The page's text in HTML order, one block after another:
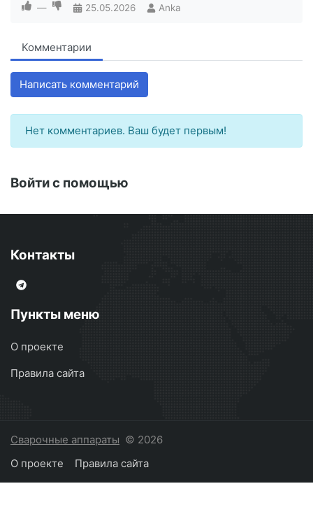
— 25.05.2026 Anka
Комментарии
Написать комментарий
Нет комментариев. Ваш будет первым!
Войти с помощью
Контакты
Пункты меню
О проекте
Правила сайта
Сварочные аппараты © 2026
О проекте
Правила сайта